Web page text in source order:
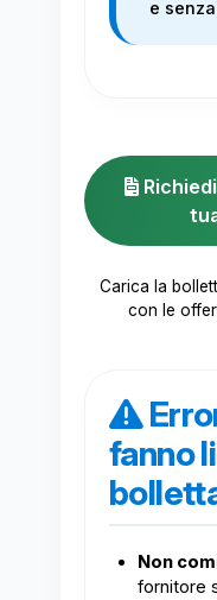
e
Carica la
con le
fanno
Non
fornitore